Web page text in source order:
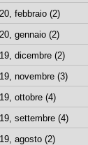
febbraio (2)
gennaio (2)
dicembre (2)
novembre (3)
ottobre (4)
settembre (4)
agosto (2)